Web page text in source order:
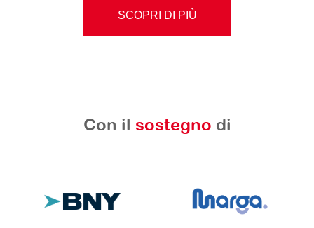
SCOPRI DI PIÙ
Con il sostegno di